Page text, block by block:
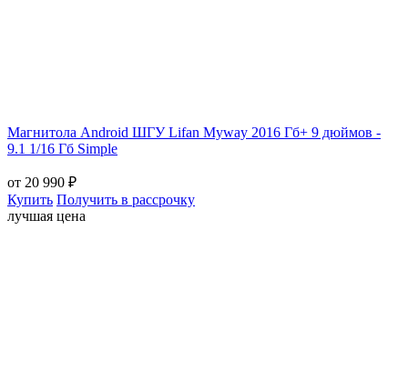
Магнитола Android ШГУ Lifan Myway 2016 Гб+ 9 дюймов -
9.1 1/16 Гб Simple
от 20 990 ₽
Купить Получить в рассрочку
лучшая цена